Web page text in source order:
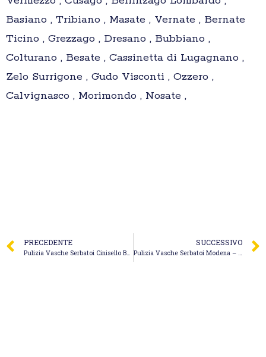
Basiano , Tribiano , Masate , Vernate , Bernate
Ticino , Grezzago , Dresano , Bubbiano ,
Colturano , Besate , Cassinetta di Lugagnano ,
Zelo Surrigone , Gudo Visconti , Ozzero ,
Calvignasco , Morimondo , Nosate ,
PRECEDENTE
Pulizia Vasche Serbatoi Cinisello Balsamo – Spurghi Nord Milano S.r.l.
SUCCESSIVO
Pulizia Vasche Serbatoi Modena – Ghelfi Spurghi